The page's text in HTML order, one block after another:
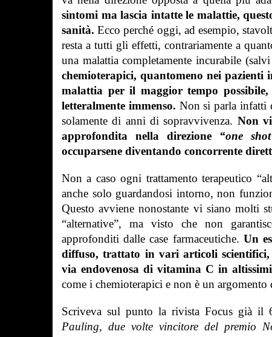
sintomi ma lascia intatte le malattie,
sanità.Ecco perché oggi, ad esempio,
resta a tutti gli effetti, contrariamente a
una malattia completamente incurabile
chemioterapici, quantomeno nei pazienti
malattia per il maggior tempo possibile,
letteralmente immenso. Non si parla infatti
solamente di anni di sopravvivenza. Non
approfondita nella direzione “one
occuparsene diventando concorrente
Non a caso ogni trattamento terapeutico
anche solo guardandosi intorno, non
Questo avviene nonostante vi siano molti
“alternative”, ma visto che non
approfonditi dalle case farmaceutiche. Un
diffuso, trattato in vari articoli
via endovenosa di vitamina C in
come i chemioterapici e non è un
Scriveva sul punto la rivista Focus già il
Pauling, due volte vincitore del premio